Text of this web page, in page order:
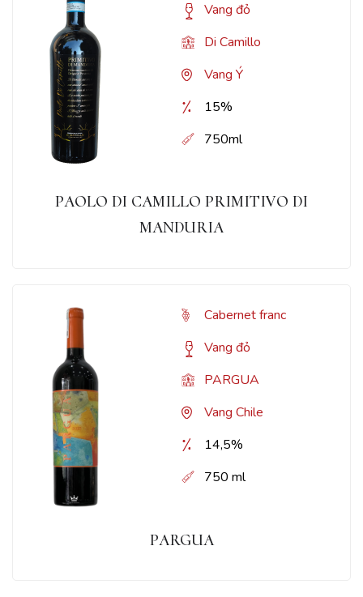
Vang đỏ
Di Camillo
Vang Ý
15%
750ml
PAOLO DI CAMILLO PRIMITIVO DI
MANDURIA
Cabernet franc
Vang đỏ
PARGUA
Vang Chile
14,5%
750 ml
PARGUA